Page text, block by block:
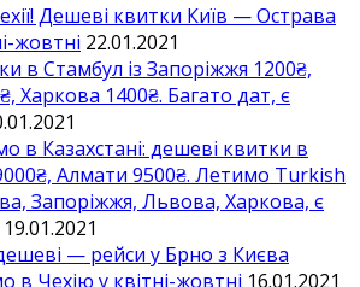
Дешеві квитки Київ — Острава
жовтні 22.01.2021
в Стамбул із Запоріжжя 1200₴,
Харкова 1400₴. Багато дат, є
в Казахстані: дешеві квитки в
Алмати 9500₴. Летимо Turkish
Запоріжжя, Львова, Харкова, є
19.01.2021
— рейси у Брно з Києва
в Чехію у квітні-жовтні 16.01.2021